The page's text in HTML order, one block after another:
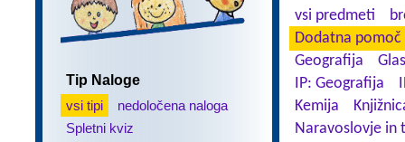
Tip Naloge
vsi tipi
nedoločena naloga
Spletni kviz
vsi predmeti
Dodatna
Geografija
IP: Geografija
Kemija
Naravoslovje in